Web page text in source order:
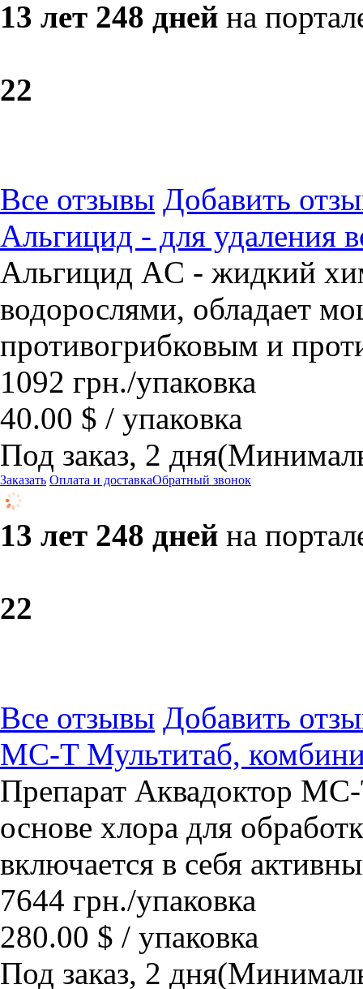
13 лет 248 дней на
22
Все отзывы Добавить
Альгицид - для удаления
Альгицид AC - жидкий
водорослями, обладает
противогрибковым и
1092 грн./упаковка
40.00 $ / упаковка
Под заказ, 2 дня
Заказать Оплата и доставкаОбратный звонок
13 лет 248 дней на
22
Все отзывы Добавить
MC-T Мультитаб,
Препарат Аквадоктор
основе хлора для
включается в себя
7644 грн./упаковка
280.00 $ / упаковка
Под заказ, 2 дня